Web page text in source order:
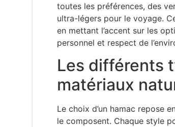
toutes les préférences, des
ultra-légers pour le voyage.
en mettant l’accent sur les
personnel et respect de
Les différents
matériaux
Le choix d’un hamac repose
le composent. Chaque style